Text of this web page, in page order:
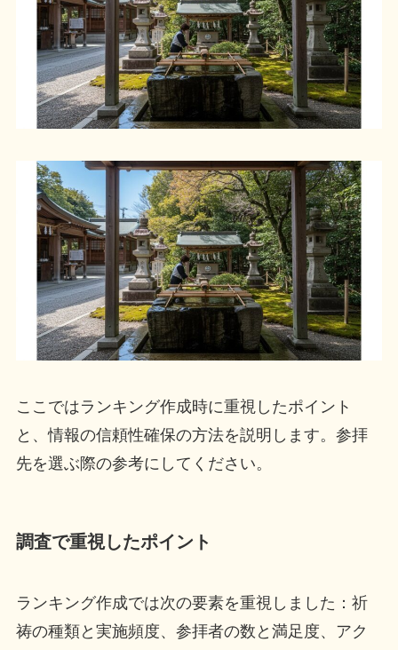
ここではランキング作成時に重視したポイント
と、情報の信頼性確保の方法を説明します。参拝
先を選ぶ際の参考にしてください。
調査で重視したポイント
ランキング作成では次の要素を重視しました：祈
祷の種類と実施頻度、参拝者の数と満足度、アク